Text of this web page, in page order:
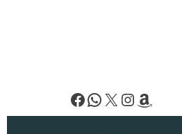
Facebook
WhatsApp
X Instagram
Amazon